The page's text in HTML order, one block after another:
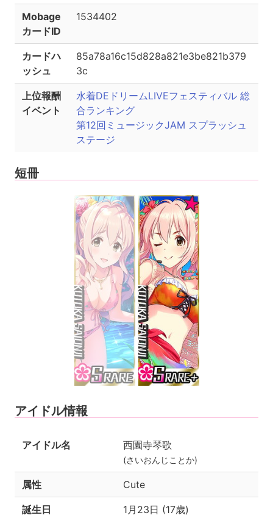
Mobage
カードID
1534402
カードハ
ッシュ
85a78a16c15d828a821e3be821b379
3c
上位報酬
イベント
水着DEドリームLIVEフェスティバル 総
合ランキング
第12回ミュージックJAM スプラッシュ
ステージ
短冊
アイドル情報
アイドル名 西園寺琴歌
(さいおんじことか)
属性 Cute
誕生日 1月23日 (17歳)